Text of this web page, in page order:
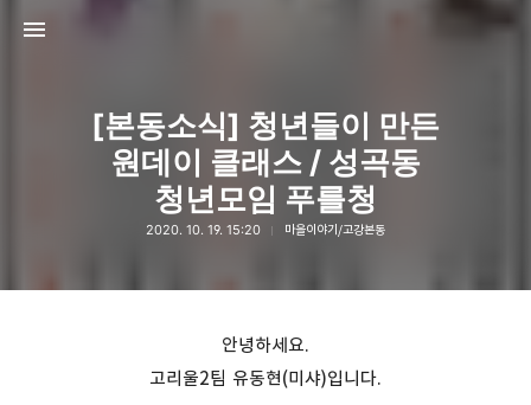
[본동소식] 청년들이 만든
원데이 클래스 / 성곡동
청년모임 푸를청
2020. 10. 19. 15:20 마을이야기/고강본동
안녕하세요.
고리울2팀 유동현(미샤)입니다.
고강종합사회복지관